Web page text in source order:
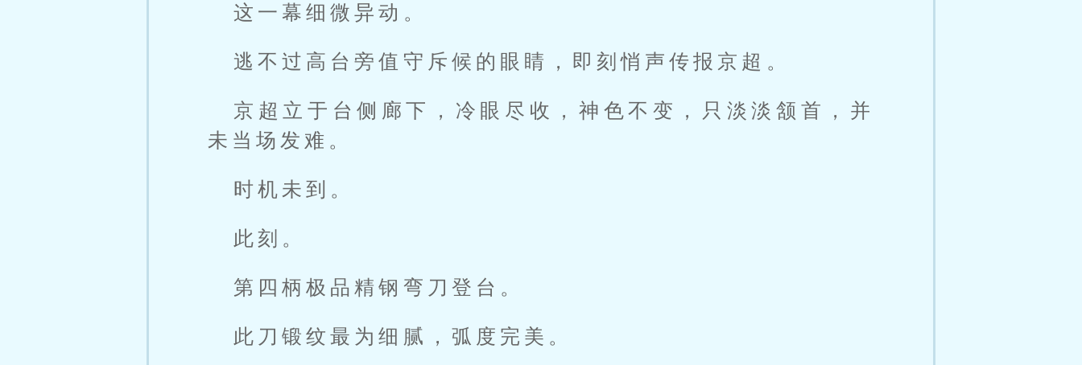
这一幕细微异动。
逃不过高台旁值守斥候的眼睛，即刻悄声传报京超。
京超立于台侧廊下，冷眼尽收，神色不变，只淡淡颔首，并
未当场发难。
时机未到。
此刻。
第四柄极品精钢弯刀登台。
此刀锻纹最为细腻，弧度完美。